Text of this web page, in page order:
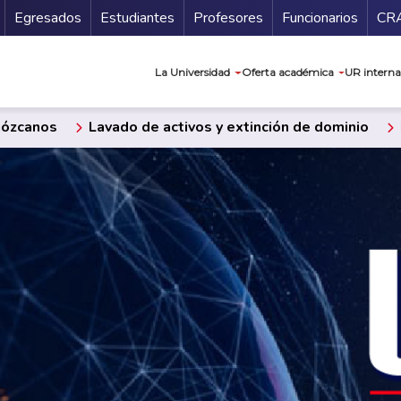
Secundario
Egresados Estudiantes Profesores Funcionarios
La Universidad Oferta académica UR
Lavado de activos y extinción de dominio